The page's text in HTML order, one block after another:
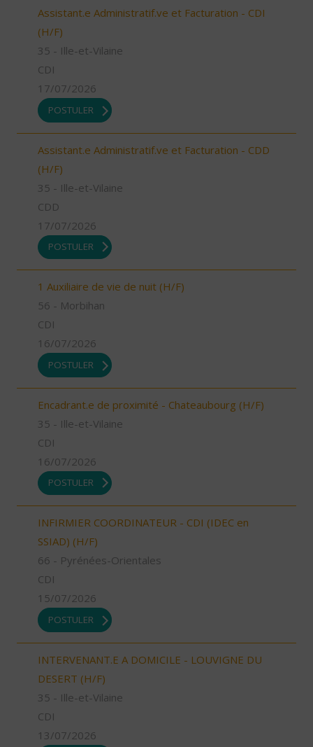
Assistant.e Administratif.ve et Facturation - CDI
(H/F)
35 - Ille-et-Vilaine
CDI
17/07/2026
POSTULER
Assistant.e Administratif.ve et Facturation - CDD
(H/F)
35 - Ille-et-Vilaine
CDD
17/07/2026
POSTULER
1 Auxiliaire de vie de nuit (H/F)
56 - Morbihan
CDI
16/07/2026
POSTULER
Encadrant.e de proximité - Chateaubourg (H/F)
35 - Ille-et-Vilaine
CDI
16/07/2026
POSTULER
INFIRMIER COORDINATEUR - CDI (IDEC en
SSIAD) (H/F)
66 - Pyrénées-Orientales
CDI
15/07/2026
POSTULER
INTERVENANT.E A DOMICILE - LOUVIGNE DU
DESERT (H/F)
35 - Ille-et-Vilaine
CDI
13/07/2026